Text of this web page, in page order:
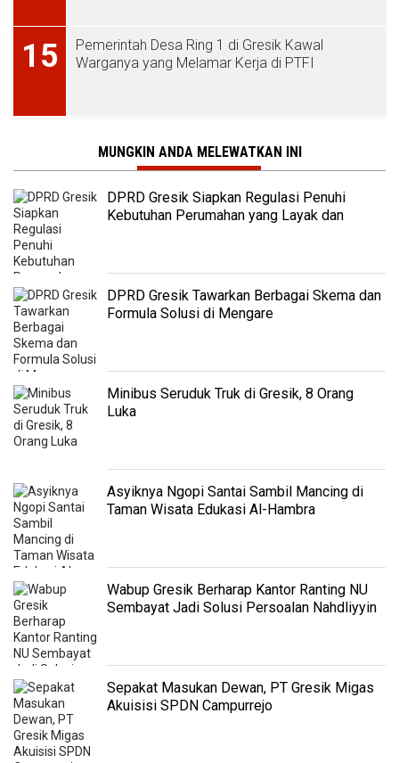
15
Pemerintah Desa Ring 1 di Gresik Kawal
Warganya yang Melamar Kerja di PTFI
MUNGKIN ANDA MELEWATKAN INI
DPRD Gresik Siapkan Regulasi Penuhi
Kebutuhan Perumahan yang Layak dan
DPRD Gresik Tawarkan Berbagai Skema dan
Formula Solusi di Mengare
Minibus Seruduk Truk di Gresik, 8 Orang
Luka
Asyiknya Ngopi Santai Sambil Mancing di
Taman Wisata Edukasi Al-Hambra
Wabup Gresik Berharap Kantor Ranting NU
Sembayat Jadi Solusi Persoalan Nahdliyyin
Sepakat Masukan Dewan, PT Gresik Migas
Akuisisi SPDN Campurrejo